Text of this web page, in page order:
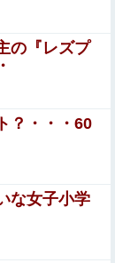
おめでとう～
ってしま
←お前ら耐え
員カッコい
」
い部位を摘
の『レズプ
？・・・60
な女子小学